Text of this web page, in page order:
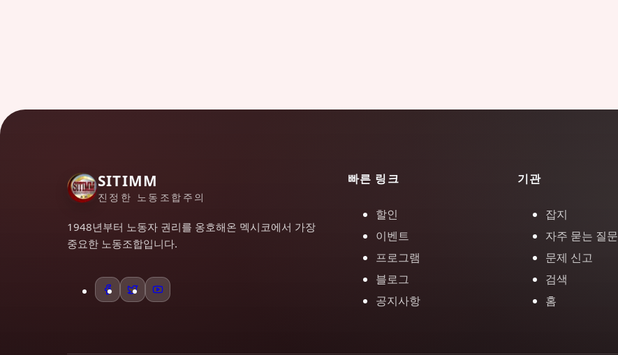
SITIMM
진정한 노동조합주의
1948년부터 노동자 권리를 옹호해온 멕시코에서 가장
중요한 노동조합입니다.
빠른 링크
할인
이벤트
프로그램
블로그
공지사항
기관
잡지
자주 묻는 질문
문제 신고
검색
홈